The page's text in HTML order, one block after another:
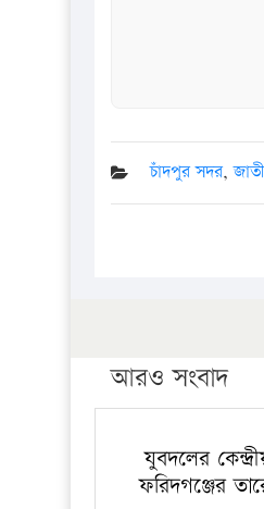
চাঁদপুর সদর,
আরও সংবাদ
যুবদলের
ফরিদগঞ্জের